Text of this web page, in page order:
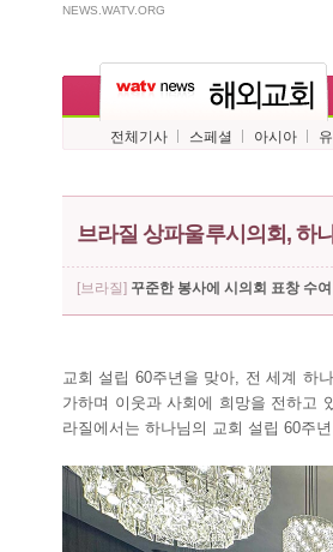
NEWS.WATV.ORG
전체기사 스페셜 아시아
브라질 상파울루시의회, 하
[브라질] 꾸준한 봉사에 시의회 표창 수
교회 설립 60주년을 맞아, 전 세계 하
가하며 이웃과 사회에 희망을 전하고
라질에서는 하나님의 교회 설립 60주